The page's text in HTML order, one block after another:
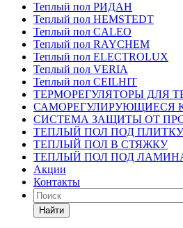
Теплый пол РИДАН
Теплый пол HEMSTEDT
Теплый пол CALEO
Теплый пол RAYCHEM
Теплый пол ELECTROLUX
Теплый пол VERIA
Теплый пол CEILHIT
ТЕРМОРЕГУЛЯТОРЫ ДЛЯ
САМОРЕГУЛИРУЮЩИЕСЯ
СИСТЕМА ЗАЩИТЫ ОТ
ТЕПЛЫЙ ПОЛ ПОД ПЛИТКУ
ТЕПЛЫЙ ПОЛ В СТЯЖКУ
ТЕПЛЫЙ ПОЛ ПОД
Акции
Контакты
Найти